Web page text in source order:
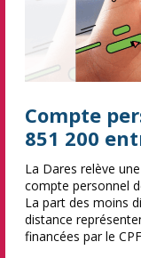
Compte
851 200
La Dares relève
compte personnel
La part des moins
distance
financées par le